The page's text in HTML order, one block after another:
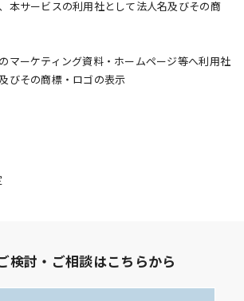
本サービスの利用社として法人名及びその商
マーケティング資料・ホームページ等へ利用社
びその商標・ロゴの表示
検討・ご相談はこちらから